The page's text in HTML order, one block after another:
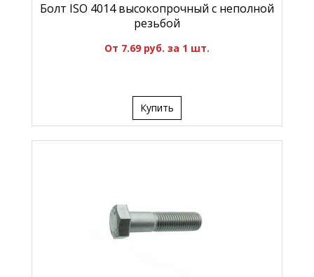
Болт ISO 4014 высокопрочный с неполной
резьбой
От 7.69 руб. за 1 шт.
Купить